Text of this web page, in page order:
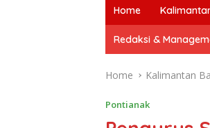
Home
Redaksi &
Home Kalimantan
Pontianak